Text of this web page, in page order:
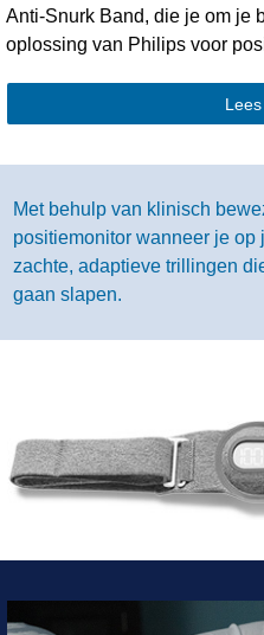
Anti-Snurk Band, die je om je
oplossing van Philips voor
Met behulp van klinisch
positiemonitor wanneer je op
zachte, adaptieve trillingen
gaan slapen.